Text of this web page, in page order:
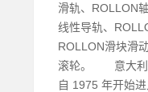
滑轨、ROLLON
线性导轨、
ROLLON滑块滑
滚轮。 意大利
自 1975 年开始